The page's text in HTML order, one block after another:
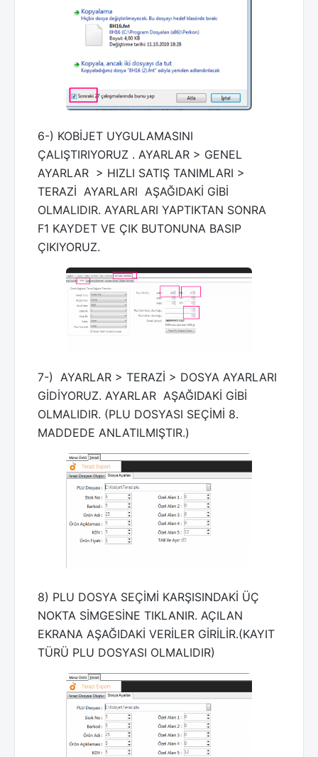
6-) KOBİJET UYGULAMASINI
ÇALIŞTIRIYORUZ . AYARLAR > GENEL
AYARLAR > HIZLI SATIŞ TANIMLARI >
TERAZİ AYARLARI AŞAĞIDAKİ GİBİ
OLMALIDIR. AYARLARI YAPTIKTAN SONRA
F1 KAYDET VE ÇIK BUTONUNA BASIP
ÇIKIYORUZ.
7-) AYARLAR > TERAZİ > DOSYA AYARLARI
GİDİYORUZ. AYARLAR AŞAĞIDAKİ GİBİ
OLMALIDIR. (PLU DOSYASI SEÇİMİ 8.
MADDEDE ANLATILMIŞTIR.)
8) PLU DOSYA SEÇİMİ KARŞISINDAKİ ÜÇ
NOKTA SİMGESİNE TIKLANIR. AÇILAN
EKRANA AŞAĞIDAKİ VERİLER GİRİLİR.(KAYIT
TÜRÜ PLU DOSYASI OLMALIDIR)